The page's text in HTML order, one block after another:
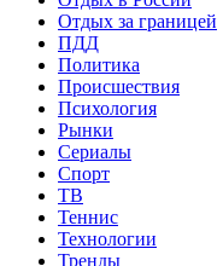
Отдых за границей
ПДД
Политика
Происшествия
Психология
Рынки
Сериалы
Спорт
ТВ
Теннис
Технологии
Тренды